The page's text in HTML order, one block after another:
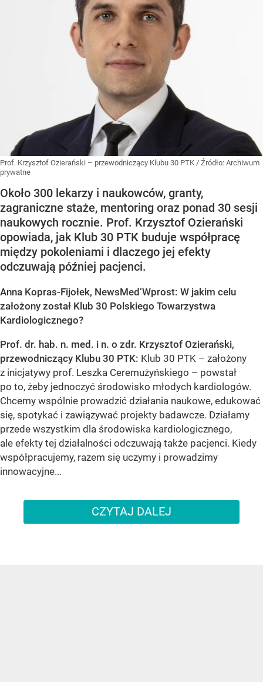
Prof. Krzysztof Ozierański – przewodniczący Klubu 30 PTK / Źródło: Archiwum
prywatne
Około 300 lekarzy i naukowców, granty,
zagraniczne staże, mentoring oraz ponad 30 sesji
naukowych rocznie. Prof. Krzysztof Ozierański
opowiada, jak Klub 30 PTK buduje współpracę
między pokoleniami i dlaczego jej efekty
odczuwają później pacjenci.
Anna Kopras-Fijołek, NewsMed’Wprost: W jakim celu
założony został Klub 30 Polskiego Towarzystwa
Kardiologicznego?
Prof. dr. hab. n. med. i n. o zdr. Krzysztof Ozierański,
przewodniczący Klubu 30 PTK: Klub 30 PTK – założony
z inicjatywy prof. Leszka Ceremużyńskiego – powstał
po to, żeby jednoczyć środowisko młodych kardiologów.
Chcemy wspólnie prowadzić działania naukowe, edukować
się, spotykać i zawiązywać projekty badawcze. Działamy
przede wszystkim dla środowiska kardiologicznego,
ale efekty tej działalności odczuwają także pacjenci. Kiedy
współpracujemy, razem się uczymy i prowadzimy
innowacyjne...
CZYTAJ DALEJ